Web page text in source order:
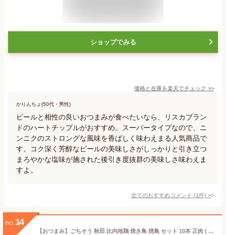
ショップでみる
価格と在庫を楽天でチェック >>
かりんちょ(50代・男性)
ビールと相性の良いおつまみが食べたいなら、リスカブラン
ドのハートチップルがおすすめ。スーパータイプなので、ニ
ンニクのストロングな風味を香ばしく味わえまる人気商品で
す。コク深く芳醇なビールの美味しさがしっかりと引き立つ
まろやかな塩味が施された後引き度抜群の美味しさ味わえま
すよ。
全てのおすすめコメント (1件) >
no. 14
【おつまみ】ごちそう 秋田 比内地鶏 焼き鳥 焼鳥 セット 10本 正肉 ( もも むね ) 男鹿半島の塩 塩